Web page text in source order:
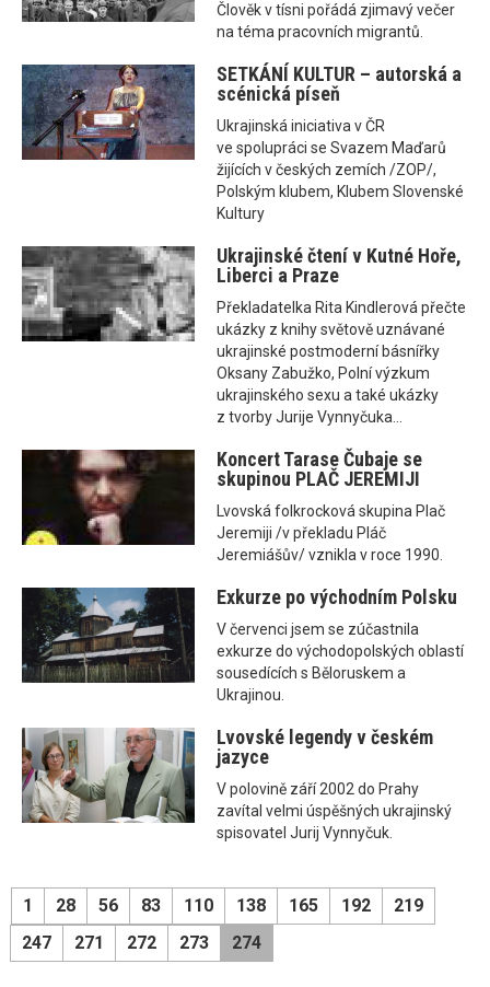
Člověk v tísni pořádá zjimavý večer
na téma pracovních migrantů.
SETKÁNÍ KULTUR – autorská a
scénická píseň
Ukrajinská iniciativa v ČR
ve spolupráci se Svazem Maďarů
žijících v českých zemích /ZOP/,
Polským klubem, Klubem Slovenské
Kultury
Ukrajinské čtení v Kutné Hoře,
Liberci a Praze
Překladatelka Rita Kindlerová přečte
ukázky z knihy světově uznávané
ukrajinské postmoderní básnířky
Oksany Zabužko, Polní výzkum
ukrajinského sexu a také ukázky
z tvorby Jurije Vynnyčuka...
Koncert Tarase Čubaje se
skupinou PLAČ JEREMIJI
Lvovská folkrocková skupina Plač
Jeremiji /v překladu Pláč
Jeremiášův/ vznikla v roce 1990.
Exkurze po východním Polsku
V červenci jsem se zúčastnila
exkurze do východopolských oblastí
sousedících s Běloruskem a
Ukrajinou.
Lvovské legendy v českém
jazyce
V polovině září 2002 do Prahy
zavítal velmi úspěšných ukrajinský
spisovatel Jurij Vynnyčuk.
1 28 56 83 110 138 165 192
219
247
271 272 273 274